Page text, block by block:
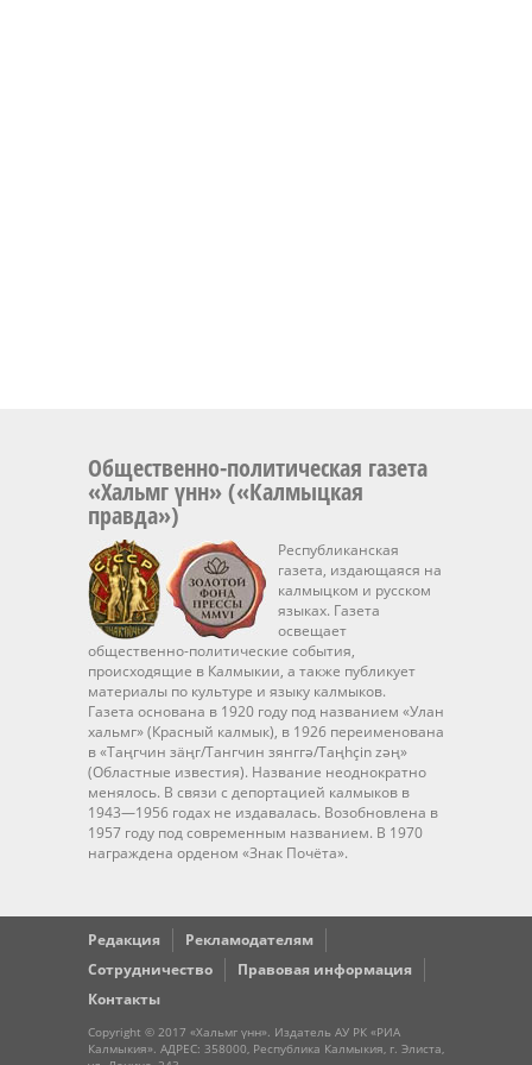
Общественно-политическая газета
«Хальмг үнн» («Калмыцкая
правда»)
Республиканская
газета, издающаяся на
калмыцком и русском
языках. Газета
освещает
общественно-политические события,
происходящие в Калмыкии, а также публикует
материалы по культуре и языку калмыков.
Газета основана в 1920 году под названием «Улан
хальмг» (Красный калмык), в 1926 переименована
в «Таңгчин зäңг/Тангчин зянггә/Taңhçin zәң»
(Областные известия). Название неоднократно
менялось. В связи с депортацией калмыков в
1943—1956 годах не издавалась. Возобновлена в
1957 году под современным названием. В 1970
награждена орденом «Знак Почёта».
Редакция
Рекламодателям
Сотрудничество
Правовая информация
Контакты
Copyright © 2017 «Хальмг үнн». Издатель АУ РК «РИА
Калмыкия». АДРЕС: 358000, Республика Калмыкия, г. Элиста,